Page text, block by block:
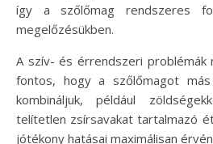
így a szőlőmag rendszeres
megelőzésükben.
A szív- és érrendszeri problémák
fontos, hogy a szőlőmagot
kombináljuk, például
telítetlen zsírsavakat tartalmazó
jótékony hatásai maximálisan